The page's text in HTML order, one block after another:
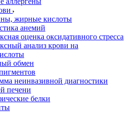
жирные кислоты
анемий
оценка оксидативного стресса
анализ крови на
обмен
неинвазивной диагностики
печени
белки